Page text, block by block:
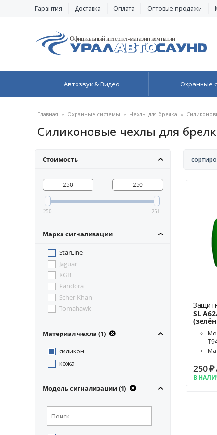
Гарантия Доставка Оплата Оптовые продажи
Автозвук & Видео Охранные
Главная » Охранные системы » Чехлы для брелка »
Силиконовые чехлы для
Стоимость
250 251
Марка сигнализации
StarLine
Jaguar
KGB
Pandora
Scher-Khan
Tomahawk
Материал чехла (1)
силикон
кожа
Модель сигнализации (1)
SL
250₽
В